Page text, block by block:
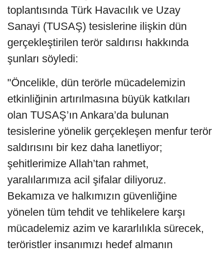
toplantısında Türk Havacılık ve Uzay
Sanayi (TUSAŞ) tesislerine ilişkin dün
gerçekleştirilen terör saldırısı hakkında
şunları söyledi:
"Öncelikle, dün terörle mücadelemizin
etkinliğinin artırılmasına büyük katkıları
olan TUSAŞ’ın Ankara’da bulunan
tesislerine yönelik gerçekleşen menfur terör
saldırısını bir kez daha lanetliyor;
şehitlerimize Allah’tan rahmet,
yaralılarımıza acil şifalar diliyoruz.
Bekamıza ve halkımızın güvenliğine
yönelen tüm tehdit ve tehlikelere karşı
mücadelemiz azim ve kararlılıkla sürecek,
teröristler insanımızı hedef almanın